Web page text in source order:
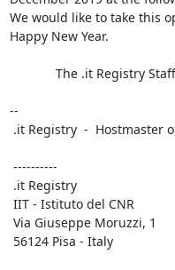
We would like to take this
Happy New Year.
--
56124 Pisa - Italy